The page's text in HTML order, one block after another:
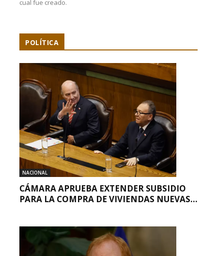
cual fue creado.
POLÍTICA
NACIONAL
CÁMARA APRUEBA EXTENDER SUBSIDIO
PARA LA COMPRA DE VIVIENDAS NUEVAS...